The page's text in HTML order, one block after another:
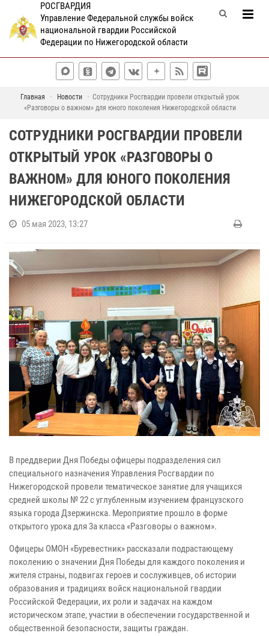
РОСГВАРДИЯ
Управление Федеральной службы войск
национальной гвардии Российской
Федерации по Нижегородской области
Главная Новости
Сотрудники Росгвардии провели открытый урок
«Разговоры о важном» для юного поколения Нижегородской области
СОТРУДНИКИ РОСГВАРДИИ ПРОВЕЛИ
ОТКРЫТЫЙ УРОК «РАЗГОВОРЫ О
ВАЖНОМ» ДЛЯ ЮНОГО ПОКОЛЕНИЯ
НИЖЕГОРОДСКОЙ ОБЛАСТИ
05 мая 2023, 13:27
В преддверии Дня Победы офицеры подразделения сил
специального назначения Управления Росгвардии по
Нижегородской провели тематическое занятие для учащихся
средней школы № 22 с углубленным изучением французского
языка города Дзержинска. Мероприятие прошло в форме
открытого урока для 3а класса «Разговоры о важном».
Офицеры ОМОН «Буревестник» рассказали подрастающему
поколению о значении Дня Победы для каждого поколения и
жителя страны, подвигах героев и сослуживцев, об истории
образования и традициях войск национальной гвардии
Российской Федерации, их роли и задачах на каждом
историческом этапе, участии в обеспечении государственной и
общественной безопасности, защиты граждан.